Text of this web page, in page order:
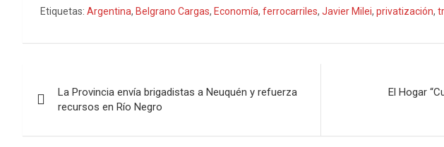
Etiquetas: Argentina, Belgrano Cargas, Economía, ferrocarriles, Javier Milei, privatización,
La Provincia envía brigadistas a Neuquén y refuerza
recursos en Río Negro
El Hogar